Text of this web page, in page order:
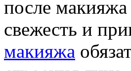
после
свежесть и
макияжа